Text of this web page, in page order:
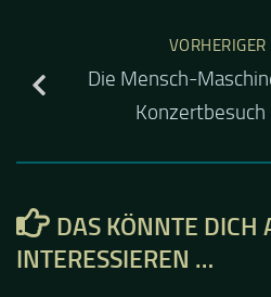
VORHERIGER
Die Mensch-
DAS KÖNNTE DICH
INTERESSIEREN …